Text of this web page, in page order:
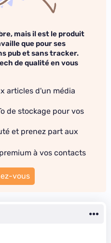
mais il est le produit
que pour ses
pub et sans tracker.
de qualité en vous
articles d'un média
de stockage pour vos
et prenez part aux
à vos contacts
vous